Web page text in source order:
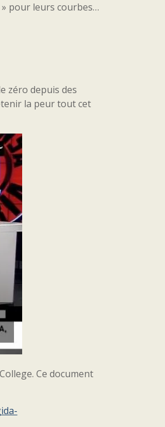
pour leurs courbes…
zéro depuis des
la peur tout cet
Ce document